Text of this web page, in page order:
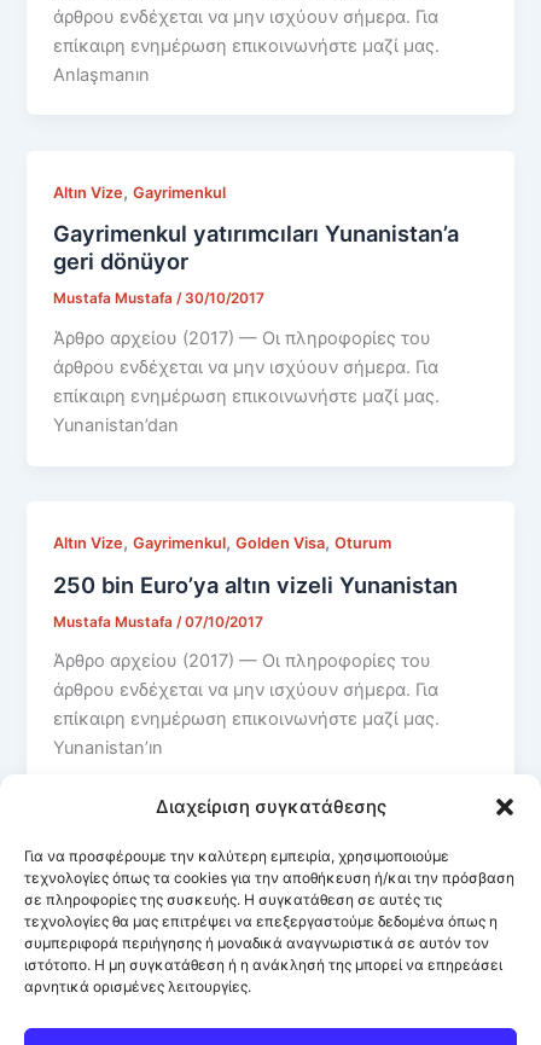
Διαχείριση συγκατάθεσης
Για να προσφέρουμε την καλύτερη εμπειρία, χρησιμοποιούμε
τεχνολογίες όπως τα cookies για την αποθήκευση ή/και την πρόσβαση
σε πληροφορίες της συσκευής. Η συγκατάθεση σε αυτές τις
τεχνολογίες θα μας επιτρέψει να επεξεργαστούμε δεδομένα όπως η
συμπεριφορά περιήγησης ή μοναδικά αναγνωριστικά σε αυτόν τον
ιστότοπο. Η μη συγκατάθεση ή η ανάκλησή της μπορεί να επηρεάσει
αρνητικά ορισμένες λειτουργίες.
άρθρου ενδέχεται να μην ισχύουν σήμερα. Για
επίκαιρη ενημέρωση επικοινωνήστε μαζί μας.
Anlaşmanın
Altın Vize,Gayrimenkul
Gayrimenkul yatırımcıları Yunanistan’a
geri dönüyor
Mustafa Mustafa/ 30/10/2017
Άρθρο αρχείου (2017) — Οι πληροφορίες του
άρθρου ενδέχεται να μην ισχύουν σήμερα. Για
επίκαιρη ενημέρωση επικοινωνήστε μαζί μας.
Yunanistan’dan
Altın Vize,Gayrimenkul,Golden Visa,Oturum
250 bin Euro’ya altın vizeli Yunanistan
Mustafa Mustafa /07/10/2017
Άρθρο αρχείου (2017) — Οι πληροφορίες του
άρθρου ενδέχεται να μην ισχύουν σήμερα. Για
επίκαιρη ενημέρωση επικοινωνήστε μαζί μας.
Yunanistan’ın